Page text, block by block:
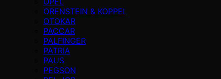
ORENSTEIN & KOPPEL
OTOKAR
PACCAR
PALFINGER
PATRIA
PAUS
PEGSON